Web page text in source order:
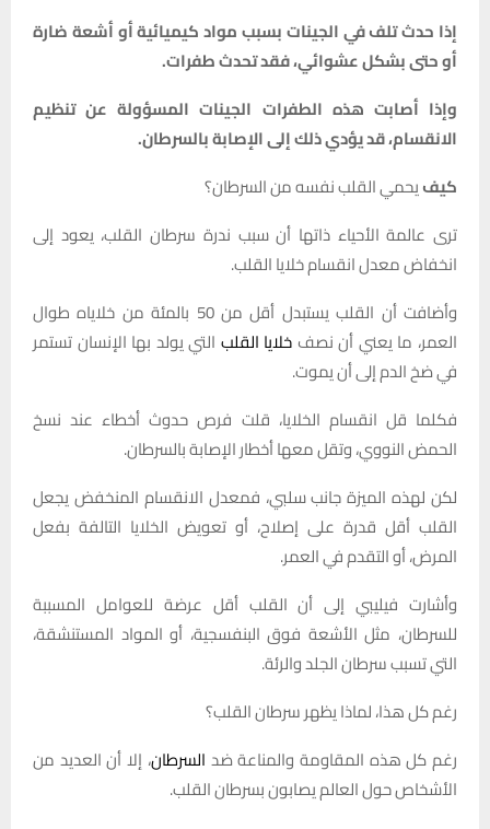
إذا حدث تلف في الجينات بسبب مواد كيميائية أو أشعة ضارة
أو حتى بشكل عشوائي، فقد تحدث طفرات.
وإذا أصابت هذه الطفرات الجينات المسؤولة عن تنظيم
الانقسام، قد يؤدي ذلك إلى الإصابة بالسرطان.
كيفيحمي القلب نفسه من السرطان؟
ترى عالمة الأحياء ذاتها أن سبب ندرة سرطان القلب، يعود إلى
انخفاض معدل انقسام خلايا القلب.
وأضافت أن القلب يستبدل أقل من 50 بالمئة من خلاياه طوال
العمر، ما يعني أن نصفخلايا القلب التي يولد بها الإنسان تستمر
في ضخ الدم إلى أن يموت.
فكلما قل انقسام الخلايا، قلت فرص حدوث أخطاء عند نسخ
الحمض النووي، وتقل معها أخطار الإصابة بالسرطان.
لكن لهذه الميزة جانب سلبي، فمعدل الانقسام المنخفض يجعل
القلب أقل قدرة على إصلاح، أو تعويض الخلايا التالفة بفعل
المرض، أو التقدم في العمر.
وأشارت فيليبي إلى أن القلب أقل عرضة للعوامل المسببة
للسرطان، مثل الأشعة فوق البنفسجية، أو المواد المستنشقة،
التي تسبب سرطان الجلد والرئة.
رغم كل هذا، لماذا يظهر سرطان القلب؟
رغم كل هذه المقاومة والمناعة ضد السرطان، إلا أن العديد من
الأشخاص حول العالم يصابون بسرطان القلب.